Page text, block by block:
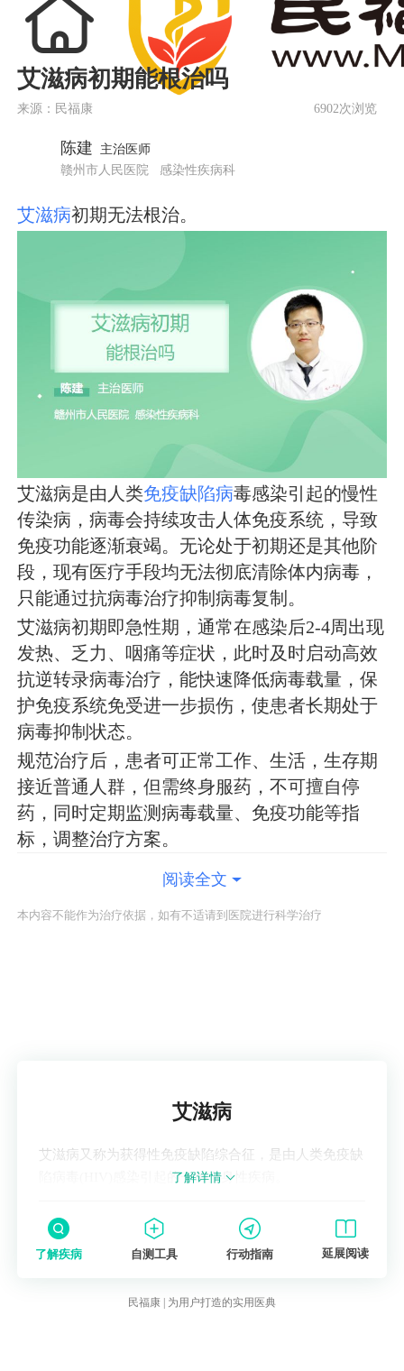
艾滋病初期能根治吗
来源：民福康 6902次浏览
陈建
主治医师
赣州市人民医院
感染性疾病科
艾滋病初期无法根治。
艾滋病是由人类免疫缺陷病毒感染引起的慢性
传染病，病毒会持续攻击人体免疫系统，导致
免疫功能逐渐衰竭。无论处于初期还是其他阶
段，现有医疗手段均无法彻底清除体内病毒，
只能通过抗病毒治疗抑制病毒复制。
艾滋病初期即急性期，通常在感染后2-4周出现
发热、乏力、咽痛等症状，此时及时启动高效
抗逆转录病毒治疗，能快速降低病毒载量，保
护免疫系统免受进一步损伤，使患者长期处于
病毒抑制状态。
规范治疗后，患者可正常工作、生活，生存期
接近普通人群，但需终身服药，不可擅自停
药，同时定期监测病毒载量、免疫功能等指
标，调整治疗方案。
阅读全文
本内容不能作为治疗依据，如有不适请到医院进行科学治疗
艾滋病
艾滋病又称为获得性免疫缺陷综合征，是由人类免疫缺
陷病毒(HIV)感染引起的一种全身性疾病。
了解详情
了解疾病 自测工具 行动指南 延展阅读
民福康 | 为用户打造的实用医典